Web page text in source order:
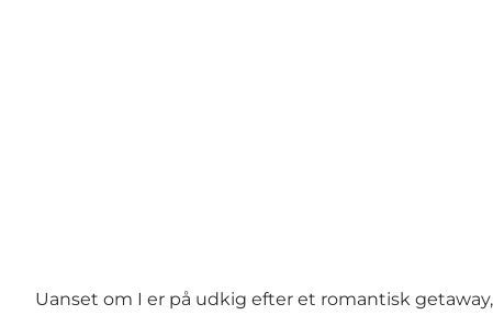
Uanset om I er på udkig efter et romantisk